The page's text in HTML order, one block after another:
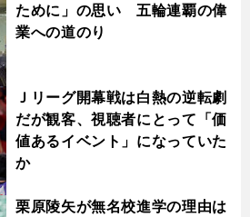
ために」の思い 五輪連覇の偉
業への道のり
Ｊリーグ開幕戦は白熱の逆転劇
だが観客、視聴者にとって「価
値あるイベント」になっていた
か
栗原陵矢が無名校進学の理由は